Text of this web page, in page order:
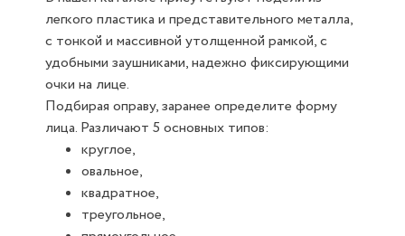
легкого пластика и представительного металла,
с тонкой и массивной утолщенной рамкой, с
удобными заушниками, надежно фиксирующими
очки на лице.
Подбирая оправу, заранее определите форму
лица. Различают 5 основных типов:
круглое,
овальное,
квадратное,
треугольное,